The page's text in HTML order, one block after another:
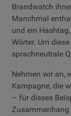
Brandwatch
Manchmal
und ein
Wörter. Um
sprachneutrale
Nehmen wir an,
Kampagne, die
– für dieses
Zusammenhang